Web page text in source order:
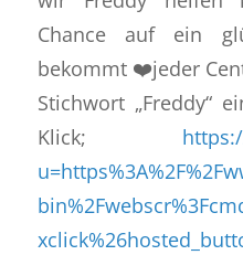
Chance auf ein
bekommt ❤️jeder
Stichwort „Freddy“
Klick;